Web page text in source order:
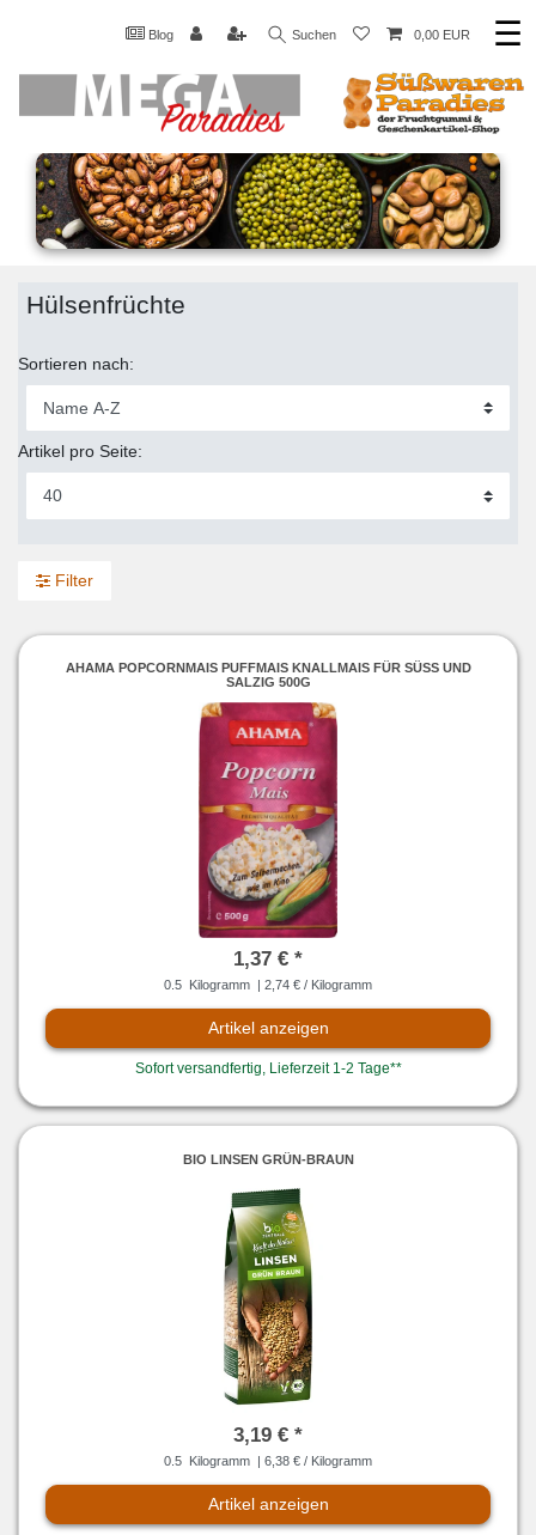
Blog Suchen 0,00 EUR ☰
Hülsenfrüchte
Sortieren nach:
Artikel pro Seite:
Filter
AHAMA POPCORNMAIS PUFFMAIS KNALLMAIS FÜR SÜSS UND
SALZIG 500G
1,37 € *
0.5 Kilogramm | 2,74 € / Kilogramm
Artikel anzeigen
Sofort versandfertig, Lieferzeit 1-2 Tage**
BIO LINSEN GRÜN-BRAUN
3,19 € *
0.5 Kilogramm | 6,38 € / Kilogramm
Artikel anzeigen